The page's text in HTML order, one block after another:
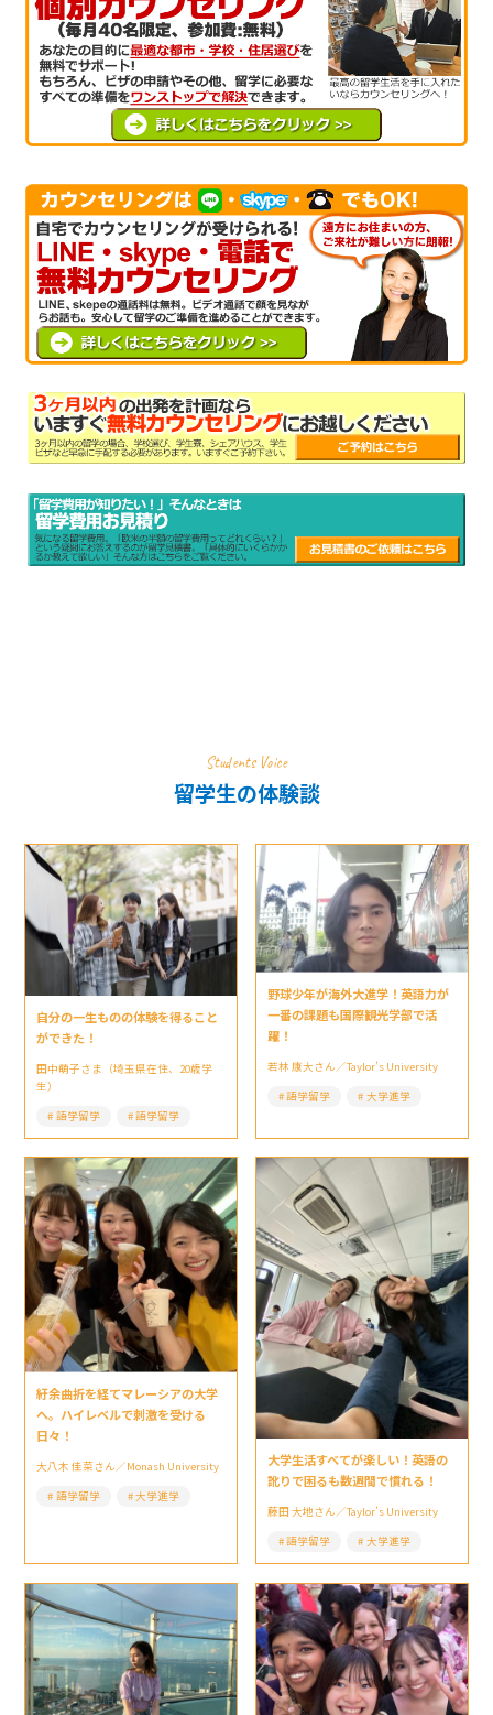
Students Voice
留学生の体験談
自分の一生ものの体験を得ること
ができた！
田中萌子さま（埼玉県在住、20歳学
生）
語学留学
語学留学
野球少年が海外大進学！英語力が
一番の課題も国際観光学部で活
躍！
若林 康大さん／Taylor’s University
語学留学
大学進学
紆余曲折を経てマレーシアの大学
へ。ハイレベルで刺激を受ける
日々！
大八木 佳菜さん／Monash University
語学留学
大学進学
大学生活すべてが楽しい！英語の
訛りで困るも数週間で慣れる！
藤田 大地さん／Taylor’s University
語学留学
大学進学